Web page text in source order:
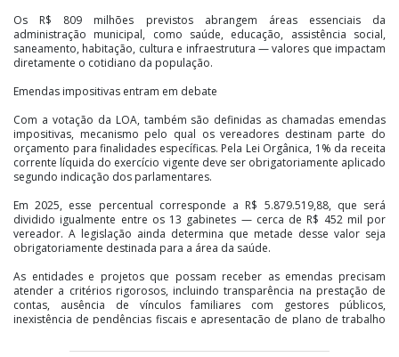
Os R$ 809 milhões previstos abrangem áreas essenciais da
administração municipal, como saúde, educação, assistência social,
saneamento, habitação, cultura e infraestrutura — valores que impactam
diretamente o cotidiano da população.
Emendas impositivas entram em debate
Com a votação da LOA, também são definidas as chamadas emendas
impositivas, mecanismo pelo qual os vereadores destinam parte do
orçamento para finalidades específicas. Pela Lei Orgânica, 1% da receita
corrente líquida do exercício vigente deve ser obrigatoriamente aplicado
segundo indicação dos parlamentares.
Em 2025, esse percentual corresponde a R$ 5.879.519,88, que será
dividido igualmente entre os 13 gabinetes — cerca de R$ 452 mil por
vereador. A legislação ainda determina que metade desse valor seja
obrigatoriamente destinada para a área da saúde.
As entidades e projetos que possam receber as emendas precisam
atender a critérios rigorosos, incluindo transparência na prestação de
contas, ausência de vínculos familiares com gestores públicos,
inexistência de pendências fiscais e apresentação de plano de trabalho